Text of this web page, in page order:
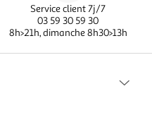
Service client 7j/7
03 59 30 59 30
8h>21h, dimanche 8h30>13h